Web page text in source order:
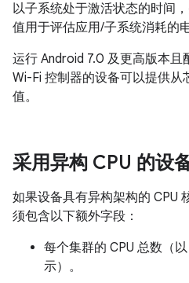
以子系统处于激活状态的时间
值用于评估应用/子系统消耗的
运行 Android 7.0 及更高版本且
Wi-Fi 控制器的设备可以提供
值。
采用异构 CPU 的设
如果设备具有异构架构的 CPU
须包含以下额外字段：
每个集群的 CPU 总数（
示）。